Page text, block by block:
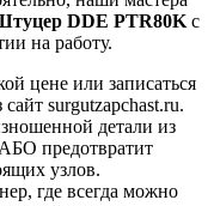
DDE PTR80K с
на работу.
цене или записаться
surgutzapchast.ru.
детали из
предотвратит
узлов.
где всегда можно